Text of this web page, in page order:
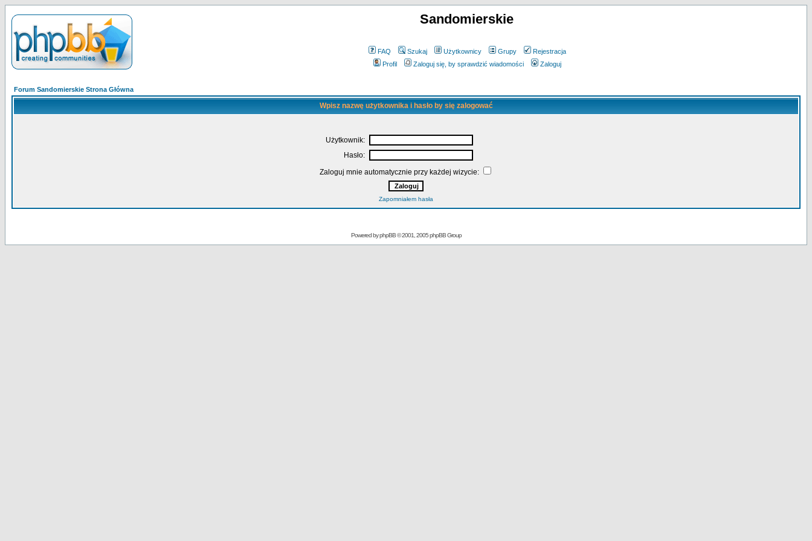
Sandomierskie
FAQ Szukaj Użytkownicy Grupy
Rejestracja
Profil
Zaloguj się, by sprawdzić wiadomości Zaloguj
Forum Sandomierskie Strona Główna
Wpisz nazwę użytkownika i hasło by się zalogować
Użytkownik:
Hasło:
Zaloguj mnie automatycznie przy każdej wizycie:
Zapomniałem hasła
Powered byphpBB© 2001, 2005 phpBB Group